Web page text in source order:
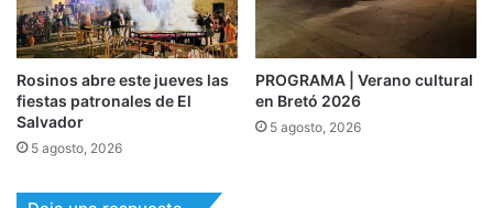
Rosinos abre este jueves las
fiestas patronales de El
Salvador
5 agosto, 2026
PROGRAMA | Verano cultural
en Bretó 2026
5 agosto, 2026